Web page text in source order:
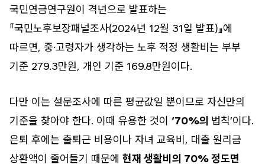
국민연금연구원이 격년으로 발표하는
『국민노후보장패널조사(2024년 12월 31일 발표)』에
따르면, 중·고령자가 생각하는 노후 적정 생활비는 부부
기준 279.3만원, 개인 기준 169.8만원이다.
다만 이는 설문조사에 따른 평균값일 뿐이므로 자신만의
기준을 찾아야 한다. 이때 유용한 것이 ‘70%의 법칙’이다.
은퇴 후에는 출퇴근 비용이나 자녀 교육비, 대출 원리금
상환액이 줄어들기 때문에 현재 생활비의 70% 정도면